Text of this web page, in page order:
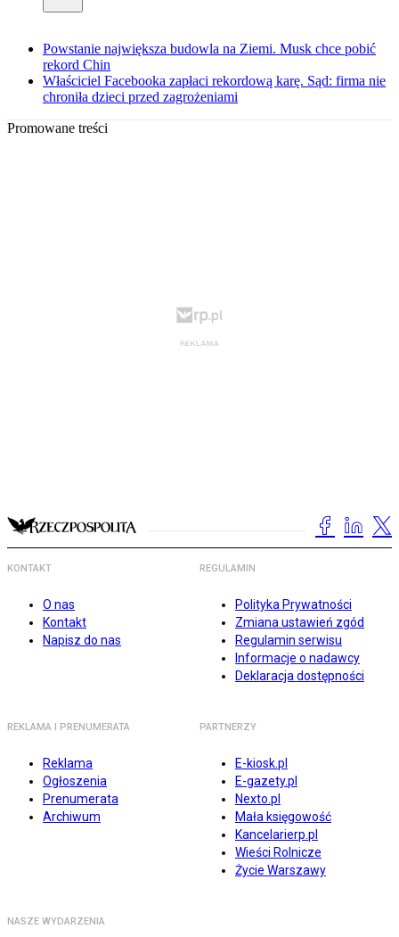
Powstanie największa budowla na Ziemi. Musk chce pobić
rekord Chin
Właściciel Facebooka zapłaci rekordową karę. Sąd: firma nie
chroniła dzieci przed zagrożeniami
Promowane treści
KONTAKT
O nas
Kontakt
Napisz do nas
REGULAMIN
Polityka Prywatności
Zmiana ustawień zgód
Regulamin serwisu
Informacje o nadawcy
Deklaracja dostępności
REKLAMA I PRENUMERATA
Reklama
Ogłoszenia
Prenumerata
Archiwum
PARTNERZY
E-kiosk.pl
E-gazety.pl
Nexto.pl
Mała księgowość
Kancelarierp.pl
Wieści Rolnicze
Życie Warszawy
NASZE WYDARZENIA